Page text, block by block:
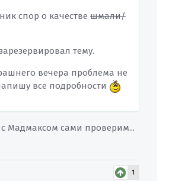
спор о качестве шмали/
тему.
вечера проблема не
все подробности
Мадмаксом сами проверим...
1